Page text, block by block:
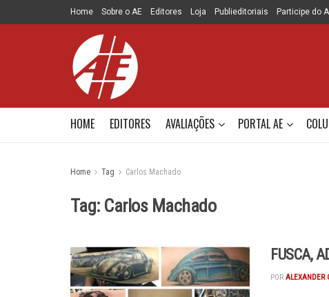
Home Sobre o AE Editores Loja Publieditoriais Participe do
HOME EDITORES AVALIAÇÕES PORTAL AE
Home Tag Carlos Machado
Tag: Carlos Machado
FUSCA,
POR ALEXANDER